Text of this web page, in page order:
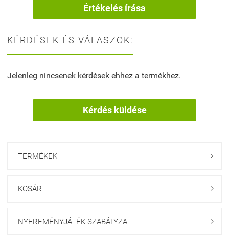
Értékelés írása
KÉRDÉSEK ÉS VÁLASZOK:
Jelenleg nincsenek kérdések ehhez a termékhez.
Kérdés küldése
TERMÉKEK 
KOSÁR 
NYEREMÉNYJÁTÉK SZABÁLYZAT 